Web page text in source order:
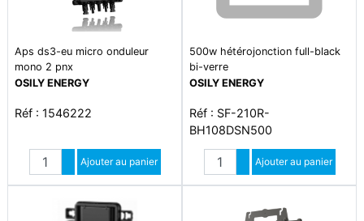
Aps ds3-eu micro onduleur
mono 2 pnx
OSILY ENERGY
Réf : 1546222
Quantité
Augmenter quantité
Diminuer quantité
Ajouter au panier
500w hétérojonction full-black
bi-verre
OSILY ENERGY
Réf : SF-210R-
BH108DSN500
Quantité
Augmenter quantité
Diminuer quantité
Ajouter au panier